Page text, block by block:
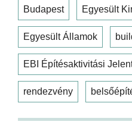
Budapest Egyesült
Egyesült Államok
EBI Építésaktivitási
rendezvény